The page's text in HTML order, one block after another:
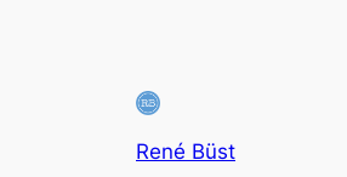
René Büst